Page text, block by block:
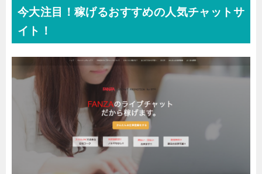
稼げるようになれば、生活もだいぶ楽になります。【保存
版】OLにオススメな本当に稼げる副業！もはや、今の時代
は普通に会社で仕事をしていても、満足に生活できる保証
貯めておくように」と注意躍起する時代です。普通に働い
ても、安心して生活できるわけではないのです。大手企業
も、副業解禁の動きが活発化し...
今大注目！稼げるおすすめの人気チャットサ
イト！